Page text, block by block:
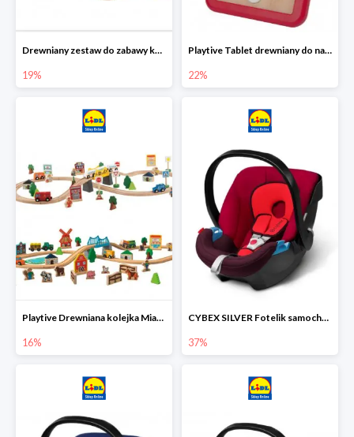
Drewniany zestaw do zabawy kolejką - farma i wiadukt
19%
Playtive Tablet drewniany do nauki, interaktywny
22%
Playtive Drewniana kolejka Miasto lub Farma
16%
CYBEX SILVER Fotelik samochodowy
37%